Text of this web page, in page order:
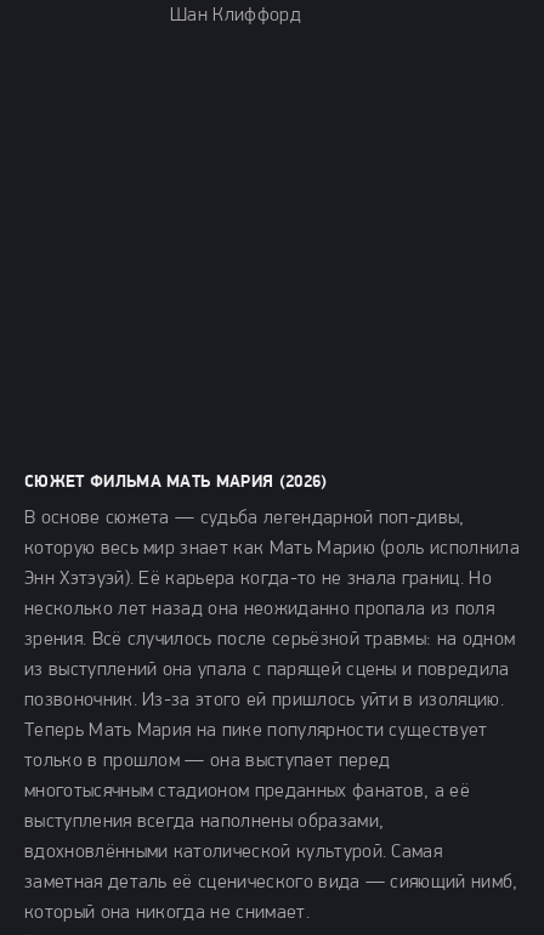
Шан Клиффорд
СЮЖЕТ ФИЛЬМА МАТЬ МАРИЯ (2026)
В основе сюжета — судьба легендарной поп-дивы,
которую весь мир знает как Мать Марию (роль исполнила
Энн Хэтэуэй). Её карьера когда-то не знала границ. Но
несколько лет назад она неожиданно пропала из поля
зрения. Всё случилось после серьёзной травмы: на одном
из выступлений она упала с парящей сцены и повредила
позвоночник. Из-за этого ей пришлось уйти в изоляцию.
Теперь Мать Мария на пике популярности существует
только в прошлом — она выступает перед
многотысячным стадионом преданных фанатов, а её
выступления всегда наполнены образами,
вдохновлёнными католической культурой. Самая
заметная деталь её сценического вида — сияющий нимб,
который она никогда не снимает.